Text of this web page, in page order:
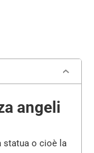
angeli
statua o cioè la